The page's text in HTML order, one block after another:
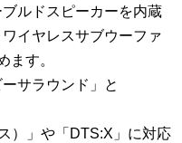
ルドスピーカーを内蔵
イヤレスサブウーファ
ます。
サラウンド」と
） 」や「 DTS:X 」に対応